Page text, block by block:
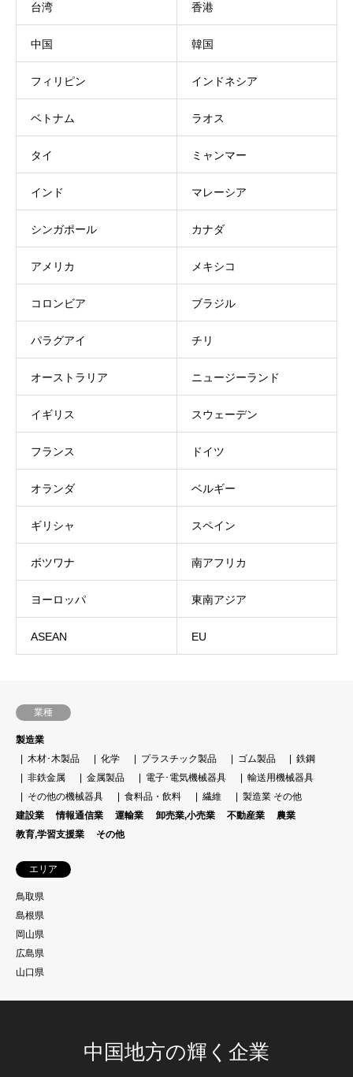
台湾 香港
中国 韓国
フィリピン インドネシア
ベトナム ラオス
タイ ミャンマー
インド マレーシア
シンガポール カナダ
アメリカ メキシコ
コロンビア ブラジル
パラグアイ チリ
オーストラリア ニュージーランド
イギリス スウェーデン
フランス ドイツ
オランダ ベルギー
ギリシャ スペイン
ボツワナ 南アフリカ
ヨーロッパ 東南アジア
ASEAN EU
業種
製造業
木材･木製品
化学 プラスチック製品 ゴム製品
鉄鋼
非鉄金属
金属製品 電子･電気機械器具
輸送用機械器具
その他の機械器具
食料品・飲料 繊維
製造業 その他
建設業
情報通信業 運輸業 卸売業,小売業 不動産業
農業
教育,学習支援業
その他
エリア
鳥取県
島根県
岡山県
広島県
山口県
中国地方の輝く企業